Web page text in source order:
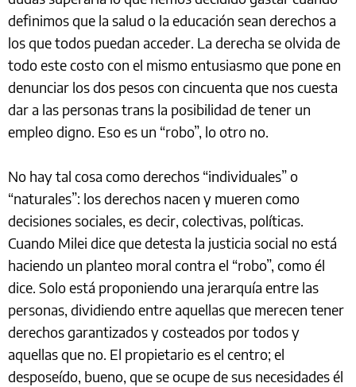
definimos que la salud o la educación sean derechos a
los que todos puedan acceder. La derecha se olvida de
todo este costo con el mismo entusiasmo que pone en
denunciar los dos pesos con cincuenta que nos cuesta
dar a las personas trans la posibilidad de tener un
empleo digno. Eso es un “robo”, lo otro no.
No hay tal cosa como derechos “individuales” o
“naturales”: los derechos nacen y mueren como
decisiones sociales, es decir, colectivas, políticas.
Cuando Milei dice que detesta la justicia social no está
haciendo un planteo moral contra el “robo”, como él
dice. Solo está proponiendo una jerarquía entre las
personas, dividiendo entre aquellas que merecen tener
derechos garantizados y costeados por todos y
aquellas que no. El propietario es el centro; el
desposeído, bueno, que se ocupe de sus necesidades él